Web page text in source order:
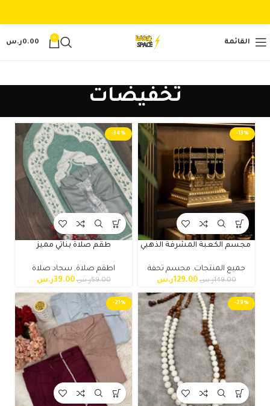
القائمة
0
0.00ر.س
تخفيضات
-13%
مجسم الكعبة المشرفة الذهبي
جميع المنتجات, مجسم تحفة
149.00ر.س 129.00 ر.س
-34%
طقم صلاة بناتي مميز
اطقم صلاة, سجاد صلاة
59.00ر.س 39.00ر.س
-29%
-21%